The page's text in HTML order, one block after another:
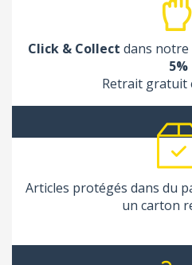
Click & Collect dans
5%
Retrait gratuit
Articles protégés dans du
un carton